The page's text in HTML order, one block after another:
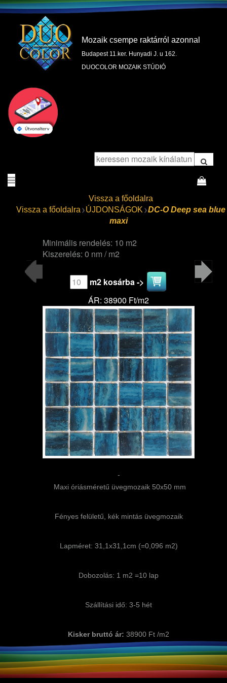
Mozaik csempe raktárról azonnal
Budapest 11.ker. Hunyadi J. u 162.
DUOCOLOR MOZAIK STÚDIÓ
Vissza a főoldalra
Vissza a főoldalra
ÚJDONSÁGOK
DC-O Deep sea blue
maxi
Minimális rendelés: 10 m2
Kiszerelés: 0 nm / m2
m2 kosárba ->
ÁR: 38900 Ft/m2
-
Maxi óriásméretű üvegmozaik 50x50 mm
Fényes felületű, kék mintás üvegmozaik
Lapméret: 31,1x31,1cm (=0,096 m2)
Dobozolás: 1 m2 =10 lap
Szállítási idő: 3-5 hét
Kisker bruttó ár: 38900 Ft /m2